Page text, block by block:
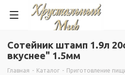
Сотейник штамп 1.9л
вкуснее" 1.5мм
Главная - Каталог - Приготовление